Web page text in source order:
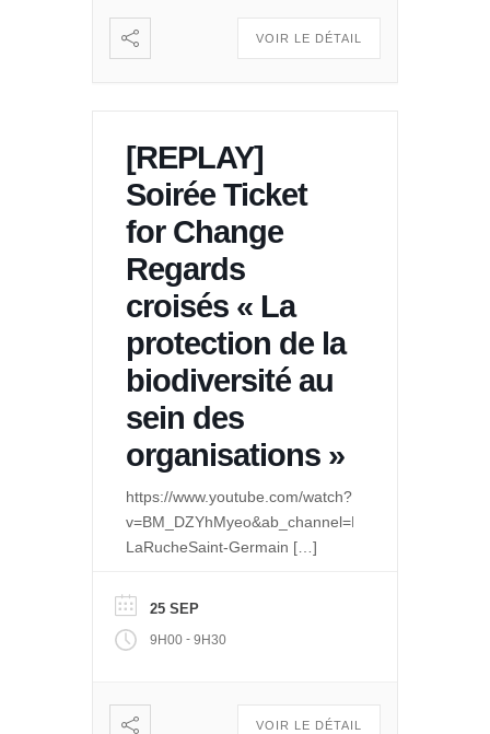
VOIR LE DÉTAIL
[REPLAY]
Soirée Ticket
for Change
Regards
croisés « La
protection de la
biodiversité au
sein des
organisations »
https://www.youtube.com/watch?
LaRucheSaint-Germain […]
25 SEP
9H00 - 9H30
VOIR LE DÉTAIL